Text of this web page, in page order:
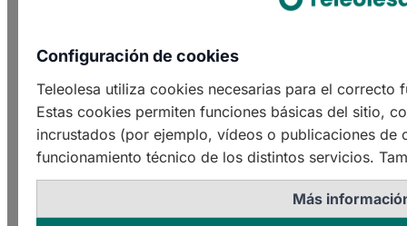
Configuración de cookies
Teleolesa utiliza cookies necesarias para el correcto
Estas cookies permiten funciones básicas del sitio,
incrustados (por ejemplo, vídeos o publicaciones de
funcionamiento técnico de los distintos servicios.
Más